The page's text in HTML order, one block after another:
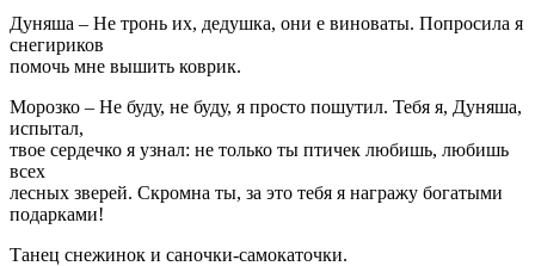
Дуняша – Не тронь их, дедушка, они е виноваты. Попросила я
снегириков
помочь мне вышить коврик.
Морозко – Не буду, не буду, я просто пошутил. Тебя я, Дуняша,
испытал,
твое сердечко я узнал: не только ты птичек любишь, любишь
всех
лесных зверей. Скромна ты, за это тебя я награжу богатыми
подарками!
Танец снежинок и саночки-самокаточки.